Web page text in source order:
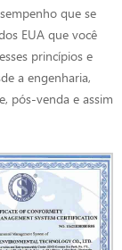
que se
EUA que você
princípios e
a engenharia,
pós-venda e assim